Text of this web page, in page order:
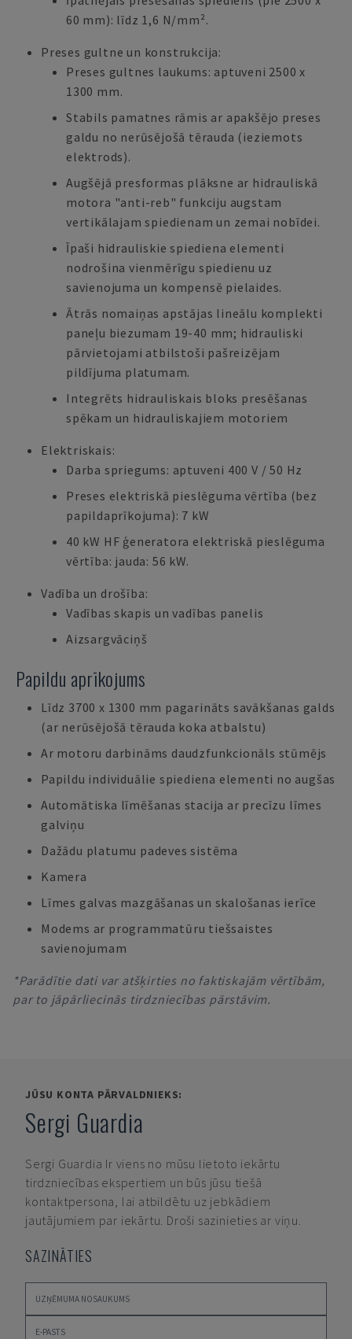
60 mm): līdz 1,6 N/mm².
Preses gultne un konstrukcija:
Preses gultnes laukums: aptuveni 2500 x
1300 mm.
Stabils pamatnes rāmis ar apakšējo preses
galdu no nerūsējošā tērauda (ieziemots
elektrods).
Augšējā presformas plāksne ar hidrauliskā
motora "anti-reb" funkciju augstam
vertikālajam spiedienam un zemai nobīdei.
Īpaši hidrauliskie spiediena elementi
nodrošina vienmērīgu spiedienu uz
savienojuma un kompensē pielaides.
Ātrās nomaiņas apstājas lineālu komplekti
paneļu biezumam 19-40 mm; hidrauliski
pārvietojami atbilstoši pašreizējam
pildījuma platumam.
Integrēts hidrauliskais bloks presēšanas
spēkam un hidrauliskajiem motoriem
Elektriskais:
Darba spriegums: aptuveni 400 V / 50 Hz
Preses elektriskā pieslēguma vērtība (bez
papildaprīkojuma): 7 kW
40 kW HF ģeneratora elektriskā pieslēguma
vērtība: jauda: 56 kW.
Vadība un drošība:
Vadības skapis un vadības panelis
Aizsargvāciņš
Papildu aprīkojums
Līdz 3700 x 1300 mm pagarināts savākšanas galds
(ar nerūsējošā tērauda koka atbalstu)
Ar motoru darbināms daudzfunkcionāls stūmējs
Papildu individuālie spiediena elementi no augšas
Automātiska līmēšanas stacija ar precīzu līmes
galviņu
Dažādu platumu padeves sistēma
Kamera
Līmes galvas mazgāšanas un skalošanas ierīce
Modems ar programmatūru tiešsaistes
savienojumam
*Parādītie dati var atšķirties no faktiskajām vērtībām,
par to jāpārliecinās tirdzniecības pārstāvim.
JŪSU KONTA PĀRVALDNIEKS:
Sergi Guardia
Sergi Guardia Ir viens no mūsu lietoto iekārtu
tirdzniecības ekspertiem un būs jūsu tiešā
kontaktpersona, lai atbildētu uz jebkādiem
jautājumiem par iekārtu. Droši sazinieties ar viņu.
SAZINĀTIES